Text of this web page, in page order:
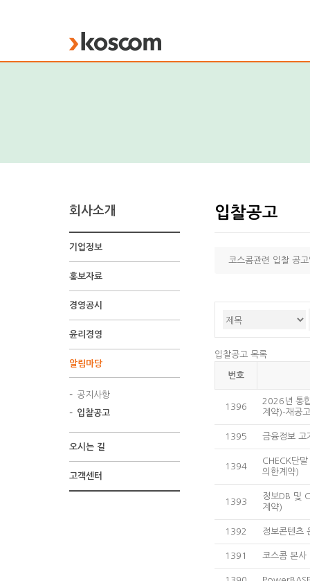
KOSCOM
회사소개
기업정보
홍보자료
경영공시
윤리경영
알림마당
공지사항
입찰공고
오시는 길
고객센터
입찰공고
코스콤관련 입찰 공
입찰공고 목록
번호
1396
2026년 통
계약)-재공고
1395 금융정보 고
1394
CHECK단
의한계약)
1393
정보DB 및
계약)
1392 정보콘텐츠
1391 코스콤 본사